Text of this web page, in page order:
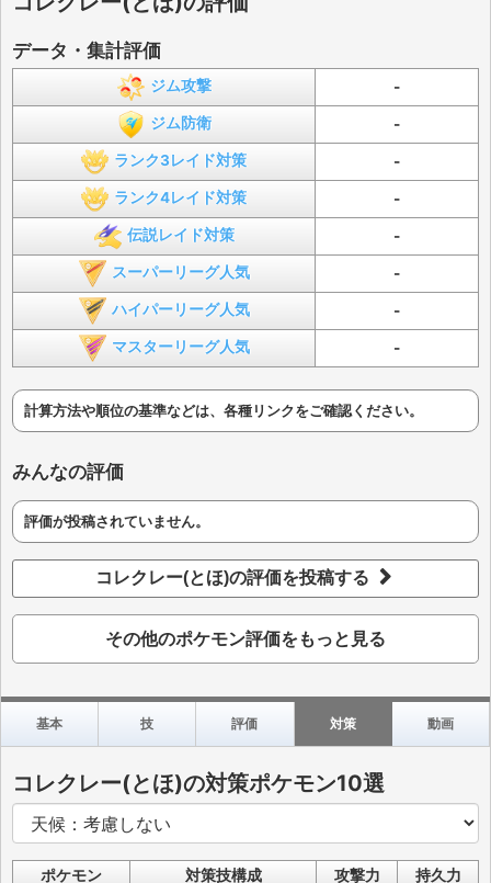
データ・集計評価
ジム攻撃 -
ジム防衛 -
ランク3レイド対策 -
ランク4レイド対策 -
伝説レイド対策 -
スーパーリーグ人気 -
ハイパーリーグ人気 -
マスターリーグ人気 -
計算方法や順位の基準などは、各種リンクをご確認ください。
みんなの評価
評価が投稿されていません。
コレクレー(とほ)の評価を投稿する
その他のポケモン評価をもっと見る
基本 技 評価 対策 動画
コレクレー(とほ)の対策ポケモン10選
ポケモン 対策技構成 攻撃力 持久力